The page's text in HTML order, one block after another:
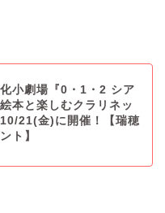
小劇場『0・1・2 シア
本と楽しむクラリネッ
10/21(金)に開催！【瑞穂
ト】